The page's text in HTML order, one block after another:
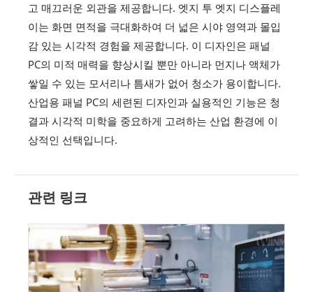
고 매끄러운 외관을 제공합니다. 엣지 투 엣지 디스플레
이는 화면 면적을 극대화하여 더 넓은 시야 영역과 몰입
감 있는 시각적 경험을 제공합니다. 이 디자인은 패널
PC의 미적 매력을 향상시킬 뿐만 아니라 먼지나 액체가
쌓일 수 있는 모서리나 틈새가 없어 청소가 용이합니다.
산업용 패널 PC의 세련된 디자인과 실용적인 기능은 청
결과 시각적 미학을 중요하게 고려하는 산업 환경에 이
상적인 선택입니다.
관련 링크